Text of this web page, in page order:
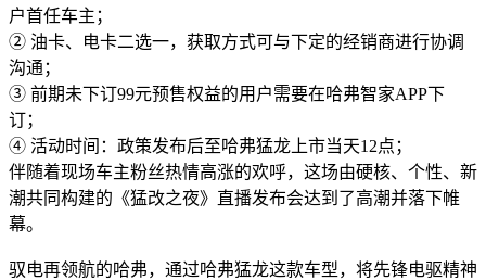
户首任车主；
② 油卡、电卡二选一，获取方式可与下定的经销商进行协调
沟通；
③ 前期未下订99元预售权益的用户需要在哈弗智家APP下
订；
④ 活动时间：政策发布后至哈弗猛龙上市当天12点；
伴随着现场车主粉丝热情高涨的欢呼，这场由硬核、个性、新
潮共同构建的《猛改之夜》直播发布会达到了高潮并落下帷
幕。
驭电再领航的哈弗，通过哈弗猛龙这款车型，将先锋电驱精神